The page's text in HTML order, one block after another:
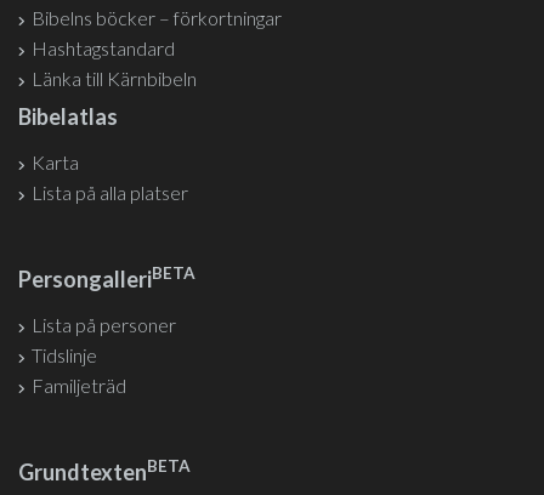
Bibelns böcker – förkortningar
Hashtagstandard
Länka till Kärnbibeln
Bibelatlas
Karta
Lista på alla platser
PersongalleriBETA
Lista på personer
Tidslinje
Familjeträd
GrundtextenBETA